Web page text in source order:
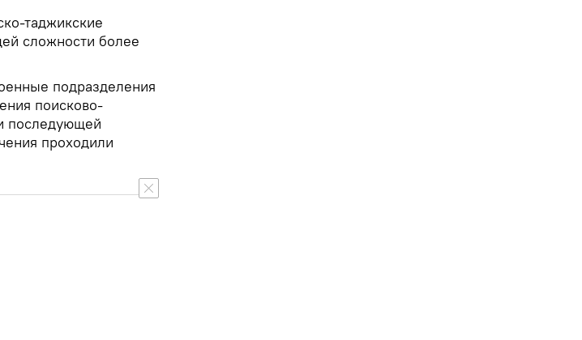
таджикские
сложности более
подразделения
поисково-
последующей
проходили